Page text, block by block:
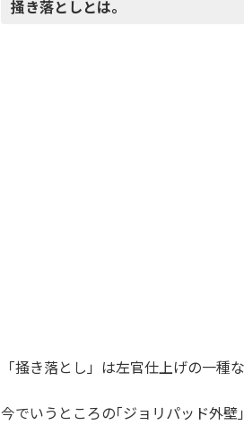
掻き落としとは。
「掻き落とし」は左官仕上げの一種
今でいうところの｢ジョリパッド外